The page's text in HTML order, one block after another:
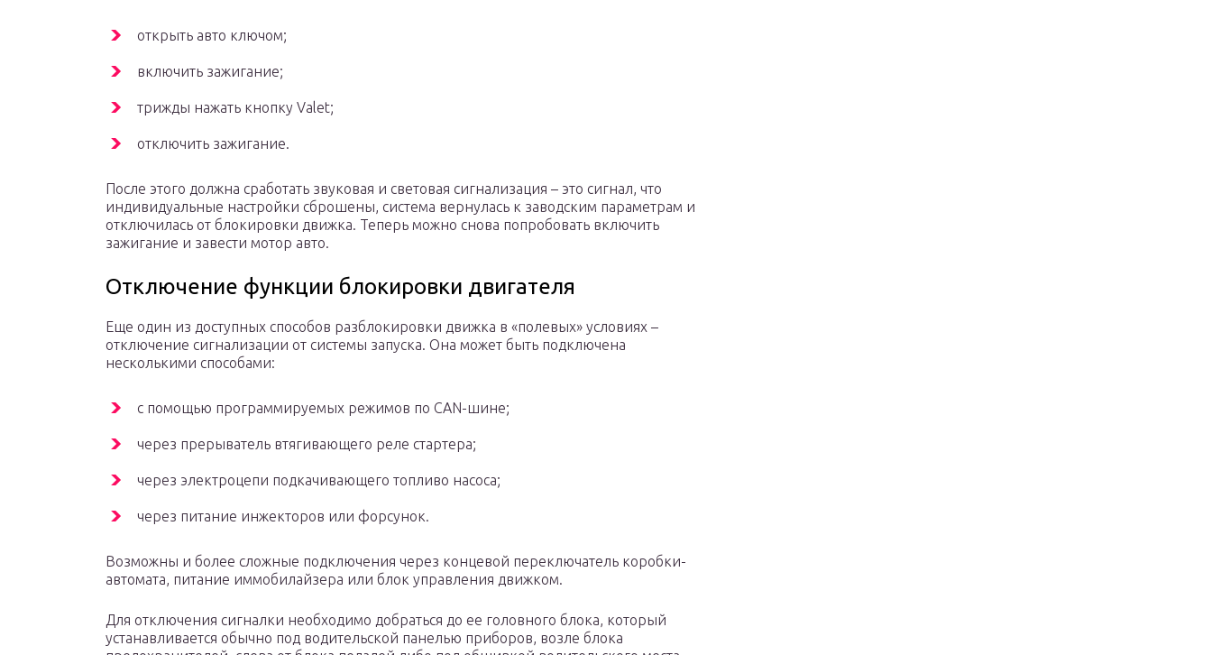
открыть авто ключом;
включить зажигание;
трижды нажать кнопку Valet;
отключить зажигание.
После этого должна сработать звуковая и световая сигнализация – это сигнал, что
индивидуальные настройки сброшены, система вернулась к заводским параметрам и
отключилась от блокировки движка. Теперь можно снова попробовать включить
зажигание и завести мотор авто.
Отключение функции блокировки двигателя
Еще один из доступных способов разблокировки движка в «полевых» условиях –
отключение сигнализации от системы запуска. Она может быть подключена
несколькими способами:
с помощью программируемых режимов по CAN-шине;
через прерыватель втягивающего реле стартера;
через электроцепи подкачивающего топливо насоса;
через питание инжекторов или форсунок.
Возможны и более сложные подключения через концевой переключатель коробки-
автомата, питание иммобилайзера или блок управления движком.
Для отключения сигналки необходимо добраться до ее головного блока, который
устанавливается обычно под водительской панелью приборов, возле блока